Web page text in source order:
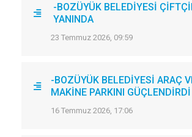
-BOZÜYÜK BELEDİYESİ
YANINDA
23 Temmuz 2026, 09:59
-BOZÜYÜK BELEDİYESİ ARAÇ
MAKİNE PARKINI GÜÇLENDİRDİ
16 Temmuz 2026, 17:06